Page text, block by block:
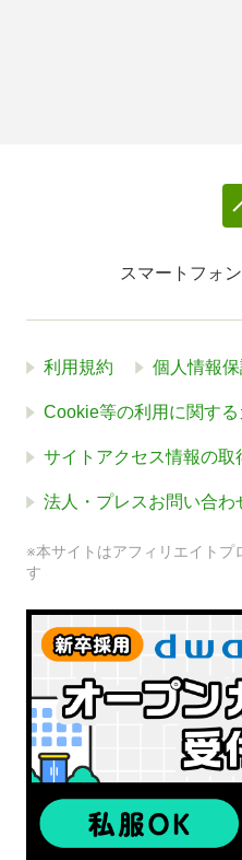
スマートフォ
利用規約 個人情報
Cookie等の利用に関す
サイトアクセス情報の取
法人・プレスお問い合わ
※本サイトはアフィリエイトプ
す